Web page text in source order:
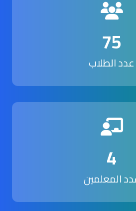
75
عدد الطلاب
4
المعلمين